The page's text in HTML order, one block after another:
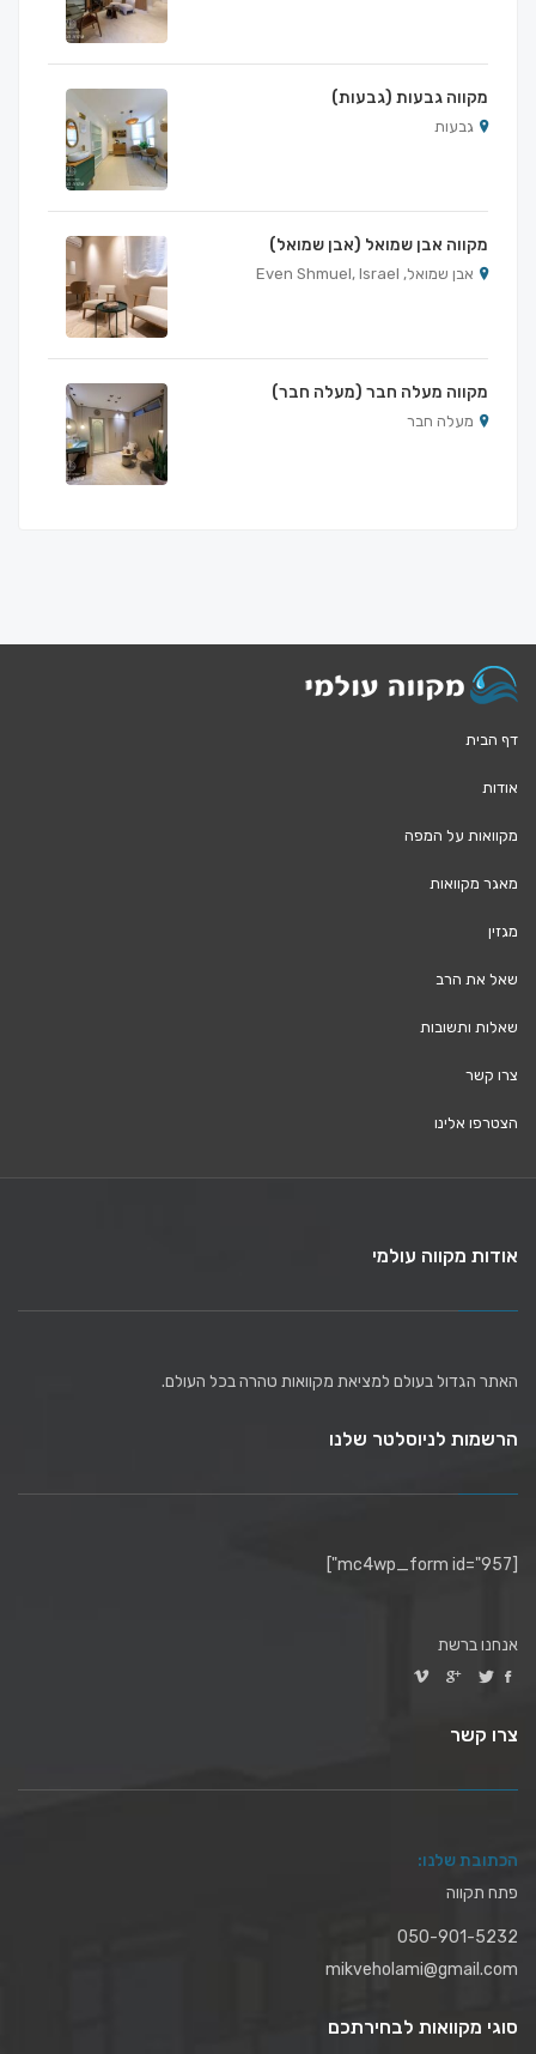
מקווה גבעות (גבעות)
גבעות
מקווה אבן שמואל (אבן שמואל)
אבן שמואל, Even Shmuel, Israel
מקווה מעלה חבר (מעלה חבר)
מעלה חבר
דף הבית
אודות
מקוואות על המפה
מאגר מקוואות
מגזין
שאל את הרב
שאלות ותשובות
צרו קשר
הצטרפו אלינו
אודות מקווה עולמי
האתר הגדול בעולם למציאת מקוואות טהרה בכל העולם.
הרשמות לניוסלטר שלנו
[mc4wp_form id="957"]
אנחנו ברשת
צרו קשר
הכתובת שלנו:
פתח תקווה
050-901-5232
mikveholami@gmail.com
סוגי מקוואות לבחירתכם